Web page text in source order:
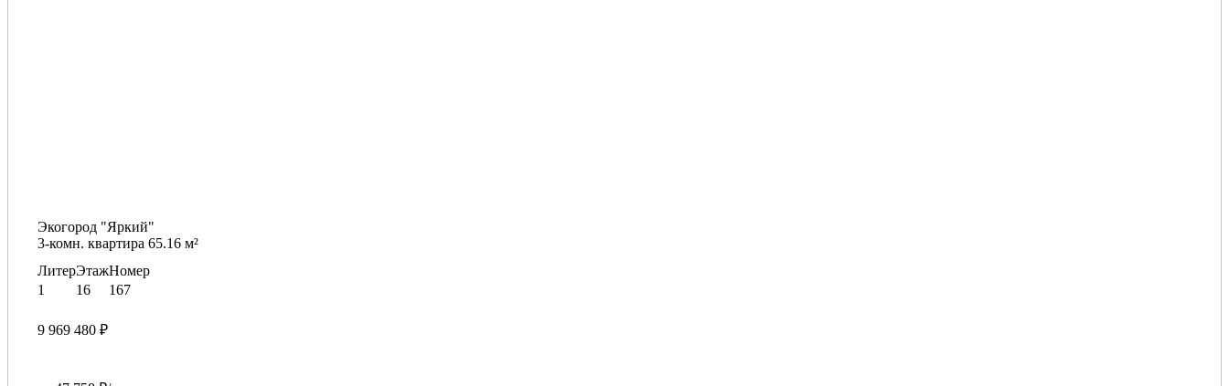
Экогород "Яркий"
3-комн. квартира 65.16 м²
Литер
1
Этаж
16
Номер
167
9 969 480 ₽